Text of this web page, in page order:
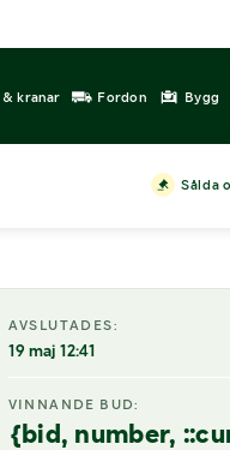
kranar Fordon Bygg
Sålda
AVSLUTADES:
19 maj 12:41
VINNANDE BUD:
{bid, number,